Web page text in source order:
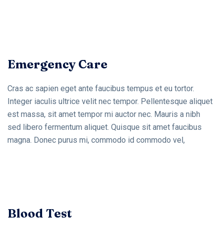
Emergency Care
Cras ac sapien eget ante faucibus tempus et eu tortor.
Integer iaculis ultrice velit nec tempor. Pellentesque aliquet
est massa, sit amet tempor mi auctor nec. Mauris a nibh
sed libero fermentum aliquet. Quisque sit amet faucibus
magna. Donec purus mi, commodo id commodo vel,
Blood Test